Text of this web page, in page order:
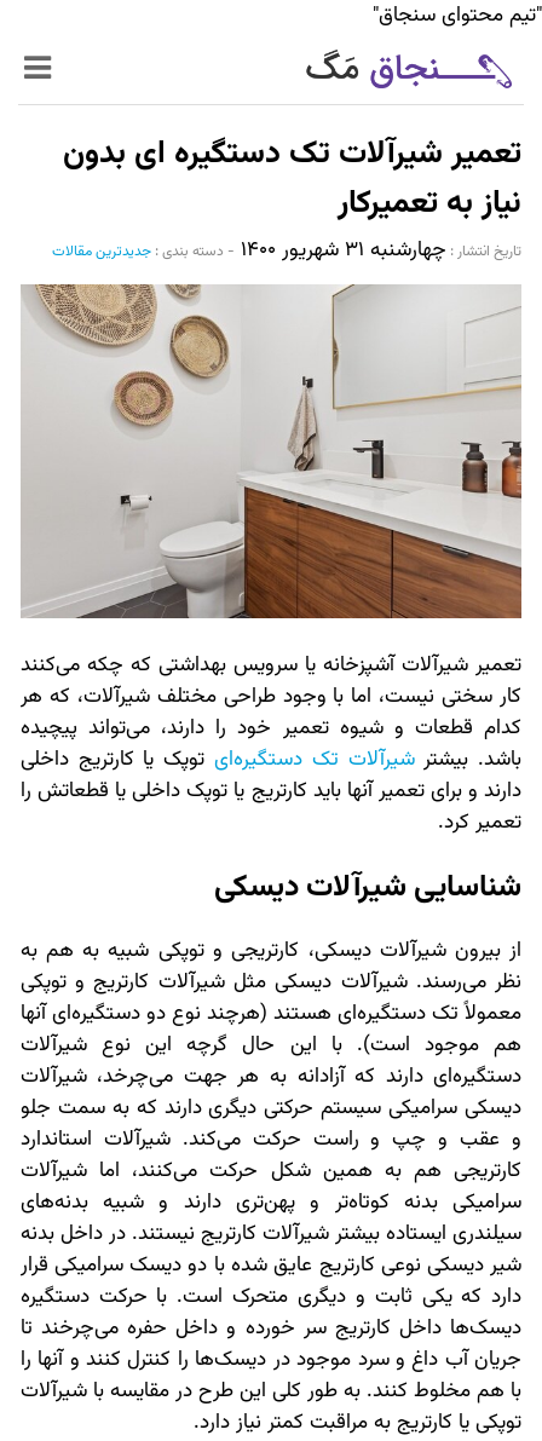
"تیم محتوای سنجاق"
زنده‌تر
سیر تا پیاز خدمات
بازار آنلاین سنجاق
تعمیر شیرآلات تک دستگیره ای بدون
نیاز به تعمیرکار
تاریخ انتشار :‌ چهارشنبه ۳۱ شهریور ۱۴۰۰ - دسته بندی : جدیدترین مقالات
تعمیر شیرآلات آشپزخانه یا سرویس بهداشتی که چکه می‌کنند
کار سختی نیست، اما با وجود طراحی مختلف شیرآلات، که هر
کدام قطعات و شیوه تعمیر خود را دارند، می‌تواند پیچیده
باشد. بیشترشیرآلات تک دستگیره‌ایتوپک یا کارتریج داخلی
دارند و برای تعمیر آنها باید کارتریج یا توپک داخلی یا قطعاتش را
تعمیر کرد.
شناسایی شیرآلات دیسکی
از بیرون شیرآلات دیسکی، کارتریجی و توپکی شبیه به هم به
نظر می‌رسند. شیرآلات دیسکی مثل شیرآلات کارتریج و توپکی
معمولاً تک دستگیره‌ای هستند (هرچند نوع دو دستگیره‌ای آنها
هم موجود است). با این حال گرچه این نوع شیرآلات
دستگیره‌ای دارند که آزادانه به هر جهت می‌چرخد، شیرآلات
دیسکی سرامیکی سیستم حرکتی دیگری دارند که به سمت جلو
و عقب و چپ و راست حرکت می‌کند. شیرآلات استاندارد
کارتریجی هم به همین شکل حرکت می‌کنند، اما شیرآلات
سرامیکی بدنه کوتاه‌تر و پهن‌تری دارند و شبیه بدنه‌های
سیلندری ایستاده بیشتر شیرآلات کارتریج نیستند. در داخل بدنه
شیر دیسکی نوعی کارتریج عایق شده با دو دیسک سرامیکی قرار
دارد که یکی ثابت و دیگری متحرک است. با حرکت دستگیره
دیسک‌ها داخل کارتریج سر خورده و داخل حفره می‌چرخند تا
جریان آب داغ و سرد موجود در دیسک‌ها را کنترل کنند و آنها را
با هم مخلوط کنند. به طور کلی این طرح در مقایسه با شیرآلات
توپکی یا کارتریج به مراقبت کمتر نیاز دارد.